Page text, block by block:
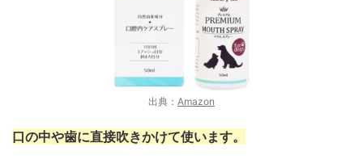
出典： Amazon
口の中や歯に直接吹きかけて使います。